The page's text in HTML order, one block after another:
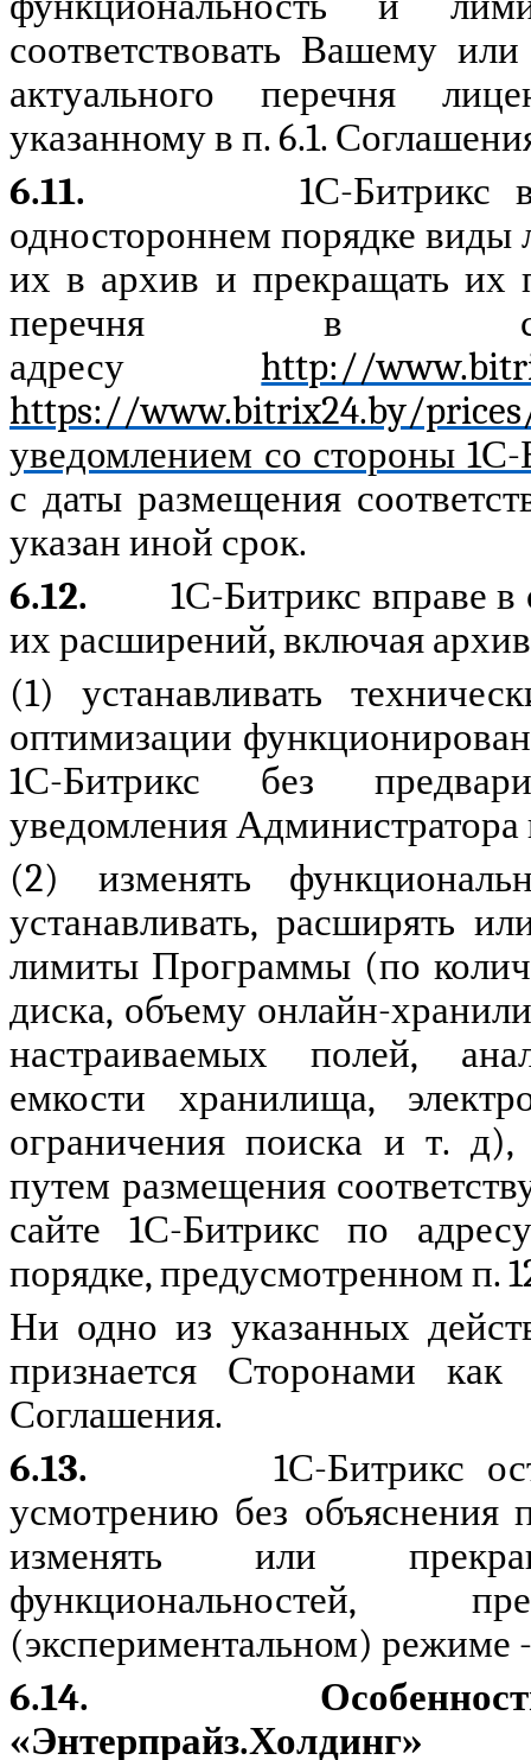
соответствовать Вашему
актуального перечня
указанному в п. 6.1.
6.11.
1С-Битрикс
одностороннем порядке виды
их в архив и прекращать их
перечня в
адресу http://
https://www.bitrix24.by/
уведомлением со стороны 1С-
с даты размещения
указан иной срок.
6.12.
1С-Битрикс вправе
их расширений, включая
(1) устанавливать
оптимизации
1С-Битрикс без
уведомления Администратора
(2) изменять
устанавливать, расширять
лимиты Программы (по
диска, объему онлайн-
настраиваемых полей,
емкости хранилища,
ограничения поиска и т. д),
путем размещения
сайте 1С-Битрикс по
порядке, предусмотренном п.
Ни одно из указанных
признается Сторонами как
Соглашения.
6.13.
1С-Битрикс
усмотрению без объяснения
изменять или
функциональностей,
(экспериментальном) режиме
6.14.
«Энтерпрайз.Холдинг»